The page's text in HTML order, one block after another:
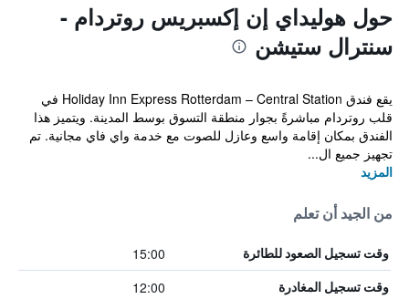
حول هوليداي إن إكسبريس روتردام -
سنترال ستيشن
يقع فندق Holiday Inn Express Rotterdam – Central Station في
قلب روتردام مباشرةً بجوار منطقة التسوق بوسط المدينة. ويتميز هذا
الفندق بمكان إقامة واسع وعازل للصوت مع خدمة واي فاي مجانية. تم
تجهيز جميع ال...
المزيد
من الجيد أن تعلم
وقت تسجيل الصعود للطائرة 15:00
وقت تسجيل المغادرة 12:00